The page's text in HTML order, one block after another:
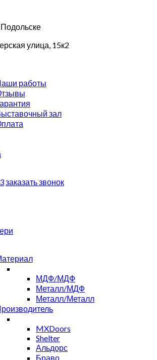
улица, 15к2
работы
зал
заказать звонок
МДФ/МДФ
Металл/МДФ
Металл/Металл
MXDoors
Shelter
Альдорс
Браво